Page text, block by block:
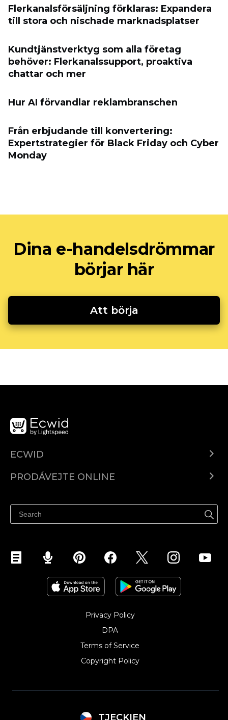
Flerkanalsförsäljning förklaras: Expandera
till stora och nischade marknadsplatser
Kundtjänstverktyg som alla företag
behöver: Flerkanalssupport, proaktiva
chattar och mer
Hur AI förvandlar reklambranschen
Från erbjudande till konvertering:
Expertstrategier för Black Friday och Cyber
​​Monday
Dina e-handelsdrömmar
börjar här
Att börja
ECWID
Ceny
PRODÁVEJTE ONLINE
Prodávejte na Facebooku
Prodávejte na Instagramu
Privacy Policy
DPA
Terms of Service
Copyright Policy‎
TJECKIEN